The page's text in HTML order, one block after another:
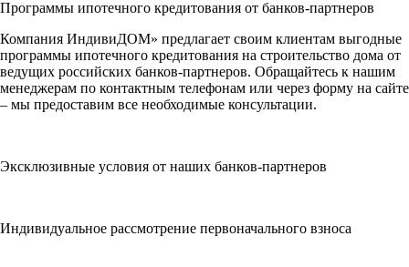
Программы ипотечного кредитования от банков-партнеров
Компания ИндивиДОМ» предлагает своим клиентам выгодные
программы ипотечного кредитования на строительство дома от
ведущих российских банков-партнеров. Обращайтесь к нашим
менеджерам по контактным телефонам или через форму на сайте
– мы предоставим все необходимые консультации.
Эксклюзивные условия от наших банков-партнеров
Индивидуальное рассмотрение первоначального взноса